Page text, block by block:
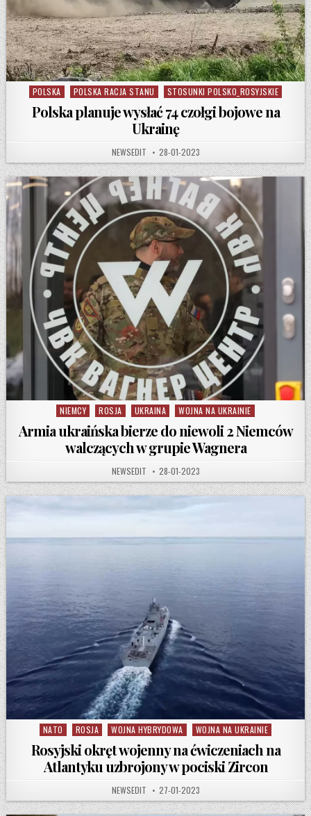
Posted in
POLSKA POLSKA RACJA STANU STOSUNKI POLSKO_ROSYJSKIE
Polska planuje wysłać 74 czołgi bojowe na
Ukrainę
AUTHOR:
NEWSEDIT PUBLISHED DATE:
28-01-2023
Posted in
NIEMCY ROSJA UKRAINA WOJNA NA UKRAINIE
Armia ukraińska bierze do niewoli 2 Niemców
walczących w grupie Wagnera
AUTHOR:
NEWSEDIT PUBLISHED DATE:
28-01-2023
Posted in
NATO ROSJA WOJNA HYBRYDOWA WOJNA NA UKRAINIE
Rosyjski okręt wojenny na ćwiczeniach na
Atlantyku uzbrojony w pociski Zircon
AUTHOR:
NEWSEDIT PUBLISHED DATE:
27-01-2023